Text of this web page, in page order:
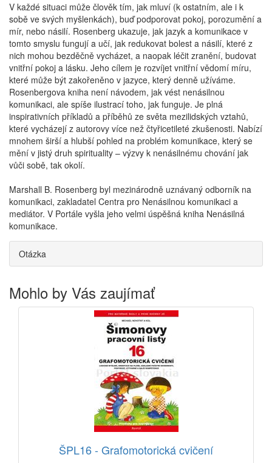
V každé situaci může člověk tím, jak mluví (k ostatním, ale i k
sobě ve svých myšlenkách), buď podporovat pokoj, porozumění a
mír, nebo násilí. Rosenberg ukazuje, jak jazyk a komunikace v
tomto smyslu fungují a učí, jak redukovat bolest a násilí, které z
nich mohou bezděčně vycházet, a naopak léčit zranění, budovat
vnitřní pokoj a lásku. Jeho cílem je rozvíjet vnitřní vědomí míru,
které může být zakořeněno v jazyce, který denně užíváme.
Rosenbergova kniha není návodem, jak vést nenásilnou
komunikaci, ale spíše ilustrací toho, jak funguje. Je plná
inspirativních příkladů a příběhů ze světa mezilidských vztahů,
které vycházejí z autorovy více než čtyřicetileté zkušenosti. Nabízí
mnohem širší a hlubší pohled na problém komunikace, který se
mění v jistý druh spirituality – výzvy k nenásilnému chování jak
vůči sobě, tak okolí.
Marshall B. Rosenberg byl mezinárodně uznávaný odborník na
komunikaci, zakladatel Centra pro Nenásilnou komunikaci a
mediátor. V Portále vyšla jeho velmi úspěšná kniha Nenásilná
komunikace.
Otázka
Mohlo by Vás zaujímať
ŠPL16 - Grafomotorická cvičení